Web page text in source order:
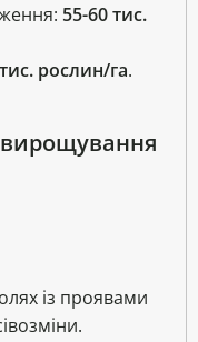
55-60 тис.
рослин/га.
вирощування
із проявами